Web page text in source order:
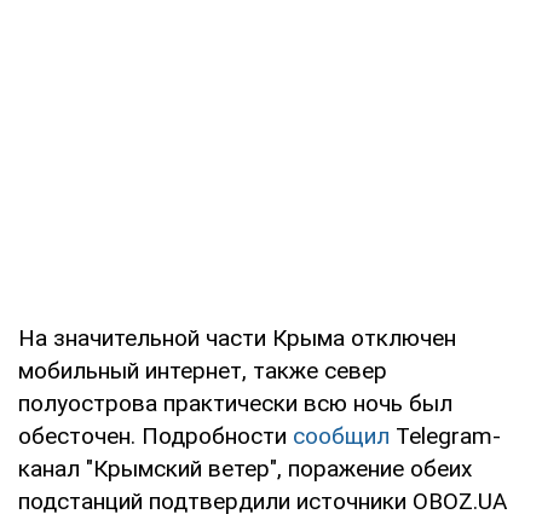
На значительной части Крыма отключен
мобильный интернет, также север
полуострова практически всю ночь был
обесточен. Подробности сообщил Telegram-
канал "Крымский ветер", поражение обеих
подстанций подтвердили источники OBOZ.UA